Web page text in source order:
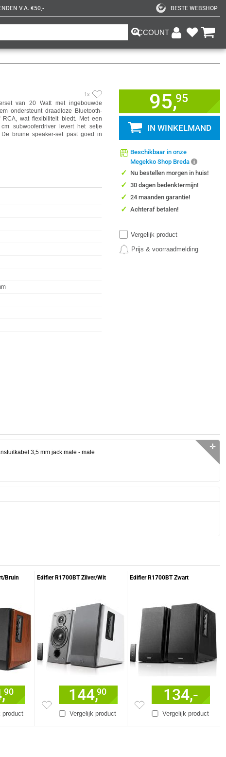
V.A. €50,- BESTE WEBSHOP
ACCOUNT
1x
van 20 Watt met ingebouwde
ondersteunt draadloze Bluetooth-
wat flexibiliteit biedt. Met een
subwooferdriver levert het setje
bruine speaker-set past goed in
95,95
IN WINKELMAND
Beschikbaar in onze
Megekko Shop Breda
✓ Nu bestellen morgen in huis!
✓ 30 dagen bedenktermijn!
✓ 24 maanden garantie!
✓ Achteraf betalen!
Vergelijk product
Prijs & voorraadmelding
3,5 mm jack male - male
✛
Bruin
product
90
Edifier R1700BT Zilver/Wit
Vergelijk product
144,90
Edifier R1700BT Zwart
Vergelijk product
134,-